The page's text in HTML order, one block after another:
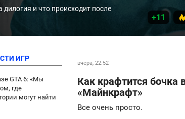
дилогия и что происходит после
+11
ИГР
GTA 6: «Мы
где
могут найти
вчера, 22:52
Как крафтится бочка
«Майнкрафт»
Все очень просто.